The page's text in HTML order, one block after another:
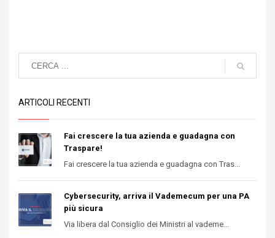
ARTICOLI RECENTI
Fai crescere la tua azienda e guadagna con
Traspare!
Fai crescere la tua azienda e guadagna con Tras...
Cybersecurity, arriva il Vademecum per una PA
più sicura
Via libera dal Consiglio dei Ministri al vademe...